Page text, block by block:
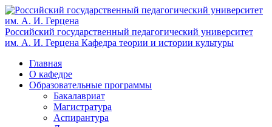
Российский государственный педагогический университет
им. А. И. Герцена Кафедра теории и истории культуры
Главная
О кафедре
Образовательные программы
Бакалавриат
Магистратура
Аспирантура